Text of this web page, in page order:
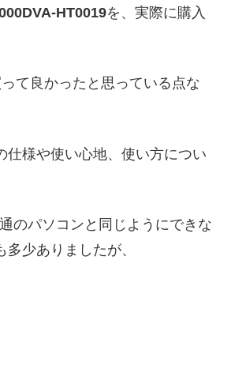
HT0019を、実際に購入
て良かったと思っている点な
仕様や使い心地、使い方につい
のパソコンと同じようにできな
少ありましたが、